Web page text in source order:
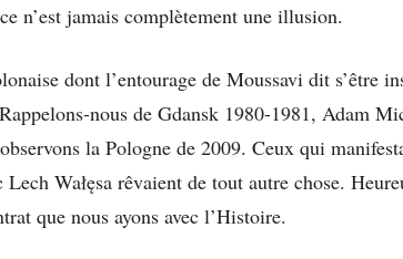
n’est jamais complètement une illusion.
dont l’entourage de Moussavi dit s’être
nous de Gdansk 1980-1981, Adam
la Pologne de 2009. Ceux qui
Lech Wałęsa rêvaient de tout autre chose.
que nous ayons avec l’Histoire.